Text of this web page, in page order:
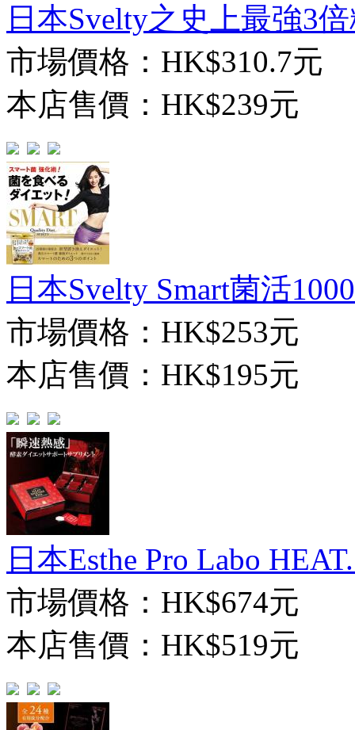
日本Svelty之史上最強3
市場價格： HK$310.7元
本店售價： HK$239元
日本Svelty Smart菌活
市場價格： HK$253元
本店售價： HK$195元
日本Esthe Pro Labo
市場價格： HK$674元
本店售價： HK$519元